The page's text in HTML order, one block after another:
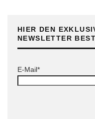
HIER DEN
NEWSLETTER
E-Mail*